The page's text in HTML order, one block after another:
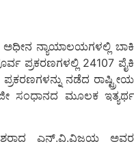
ನ್ಯಾಯಾಲಯಗಳಲ್ಲಿ ಬಾಕಿ
ಪ್ರಕರಣಗಳಲ್ಲಿ 24107 ಪೈಕಿ
ನಡೆದ ರಾಷ್ಟ್ರೀಯ
ಸಂಧಾನದ ಮೂಲಕ ಇತ್ಯರ್ಥ
ಎನ್.ವಿ.ವಿಜಯ ಅವರ